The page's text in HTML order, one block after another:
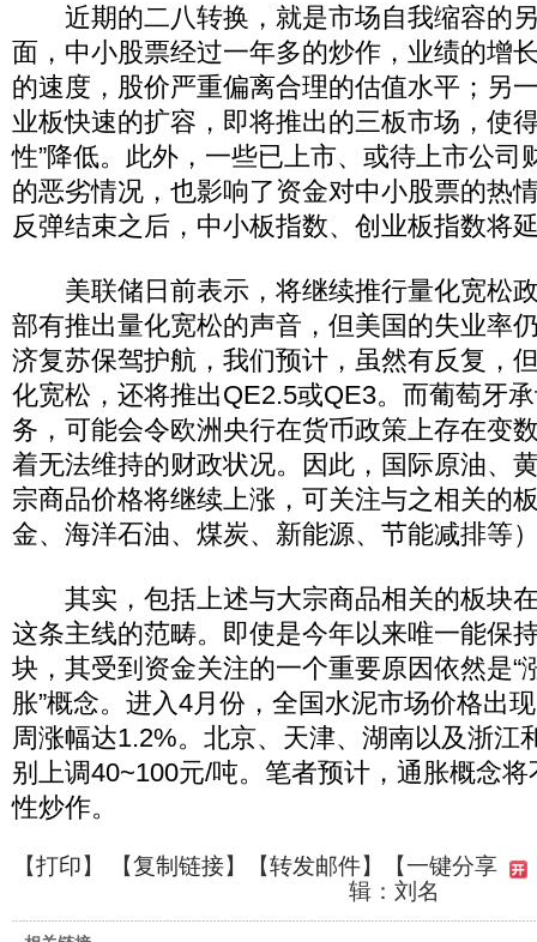
近期的二八转换，就是市场自我缩容的
面，中小股票经过一年多的炒作，业绩的增
的速度，股价严重偏离合理的估值水平；另
业板快速的扩容，即将推出的三板市场，使
性”降低。此外，一些已上市、或待上市公司
的恶劣情况，也影响了资金对中小股票的热
反弹结束之后，中小板指数、创业板指数将
美联储日前表示，将继续推行量化宽松
部有推出量化宽松的声音，但美国的失业率
济复苏保驾护航，我们预计，虽然有反复，
化宽松，还将推出QE2.5或QE3。而葡萄牙
务，可能会令欧洲央行在货币政策上存在变
着无法维持的财政状况。因此，国际原油、
宗商品价格将继续上涨，可关注与之相关的
金、海洋石油、煤炭、新能源、节能减排等
其实，包括上述与大宗商品相关的板块
这条主线的范畴。即使是今年以来唯一能保
块，其受到资金关注的一个重要原因依然是“
胀”概念。进入4月份，全国水泥市场价格出
周涨幅达1.2%。北京、天津、湖南以及浙江
别上调40~100元/吨。笔者预计，通胀概念
性炒作。
【打印】 【复制链接】【转发邮件】
【一键分享
辑：刘名